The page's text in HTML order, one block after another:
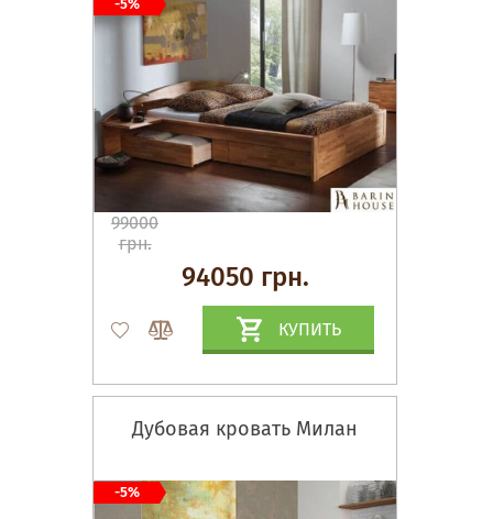
99000
грн.
94050 грн.
КУПИТЬ
-5%
Дубовая кровать Милан
-5%